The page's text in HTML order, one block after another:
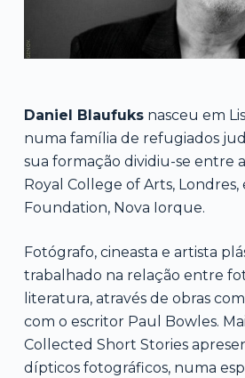
Daniel Blaufuksnasceu em
numa família de refugiados
sua formação dividiu-se entre a
Royal College of Arts, Londres,
Foundation, Nova Iorque.
Fotógrafo, cineasta e artista
trabalhado na relação entre
literatura, através de obras
com o escritor Paul Bowles.
Collected Short Stories
dípticos fotográficos, numa